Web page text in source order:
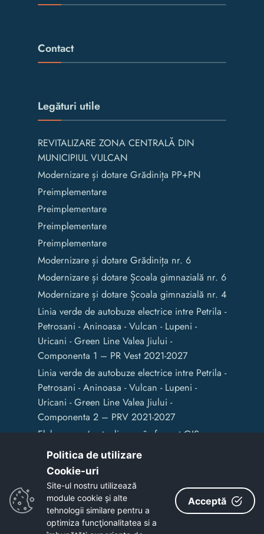
Contact
Legături utile
REVITALIZARE ZONA CENTRALĂ DIN
MUNICIPIUL VULCAN
Modernizare și dotare Grădinița PP+PN
Preimplementare
Preimplementare
Preimplementare
Preimplementare
Modernizare și dotare Grădinița nr. 6
Modernizare și dotare Școala gimnazială nr. 6
Modernizare și dotare Școala gimnazială nr. 4
Linia verde de autobuze electrice intre Petrila -
Petrosani - Aninoasa - Vulcan - Lupeni -
Uricani - Green Line Valea Jiului -
Componenta 1 – PR Vest 2021-2027
Linia verde de autobuze electrice intre Petrila -
Petrosani - Aninoasa - Vulcan - Lupeni -
Uricani - Green Line Valea Jiului -
Componenta 2 – PRV 2021-2027
Elaborarea / actualizarea în format GIS a
documentelor de amenajare a teritoriului și
de planificare urbană a Municipiului Vulcan
Copyright © 2020 - Primaria Municipiului Vulcan
Politica de utilizare
Cookie-uri‎
Site-ul nostru utilizează
module cookie și alte
tehnologii similare pentru a
optimiza funcţionalitatea si a
Acceptă